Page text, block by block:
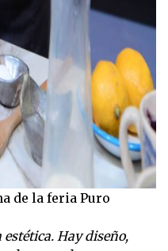
de la feria Puro
Hay diseño,